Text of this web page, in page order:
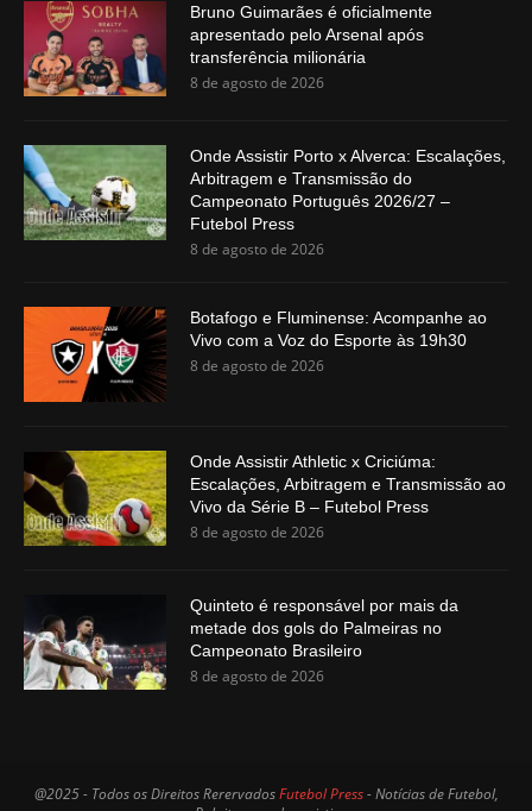
Bruno Guimarães é oficialmente
apresentado pelo Arsenal após
transferência milionária
8 de agosto de 2026
Onde Assistir Porto x Alverca: Escalações,
Arbitragem e Transmissão do
Campeonato Português 2026/27 –
Futebol Press
8 de agosto de 2026
Botafogo e Fluminense: Acompanhe ao
Vivo com a Voz do Esporte às 19h30
8 de agosto de 2026
Onde Assistir Athletic x Criciúma:
Escalações, Arbitragem e Transmissão ao
Vivo da Série B – Futebol Press
8 de agosto de 2026
Quinteto é responsável por mais da
metade dos gols do Palmeiras no
Campeonato Brasileiro
8 de agosto de 2026
@2025 - Todos os Direitos RerervadosFutebol Press- Notícias de Futebol,